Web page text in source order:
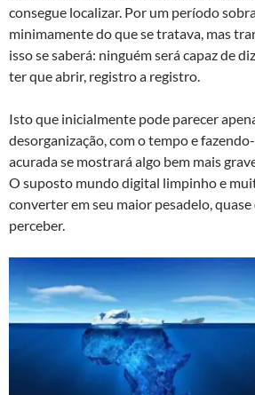
consegue localizar. Por um período
minimamente do que se tratava, mas
isso se saberá: ninguém será capaz de
ter que abrir, registro a registro.
Isto que inicialmente pode parecer
desorganização, com o tempo e
acurada se mostrará algo bem mais
O suposto mundo digital limpinho e
converter em seu maior pesadelo, quase
perceber.